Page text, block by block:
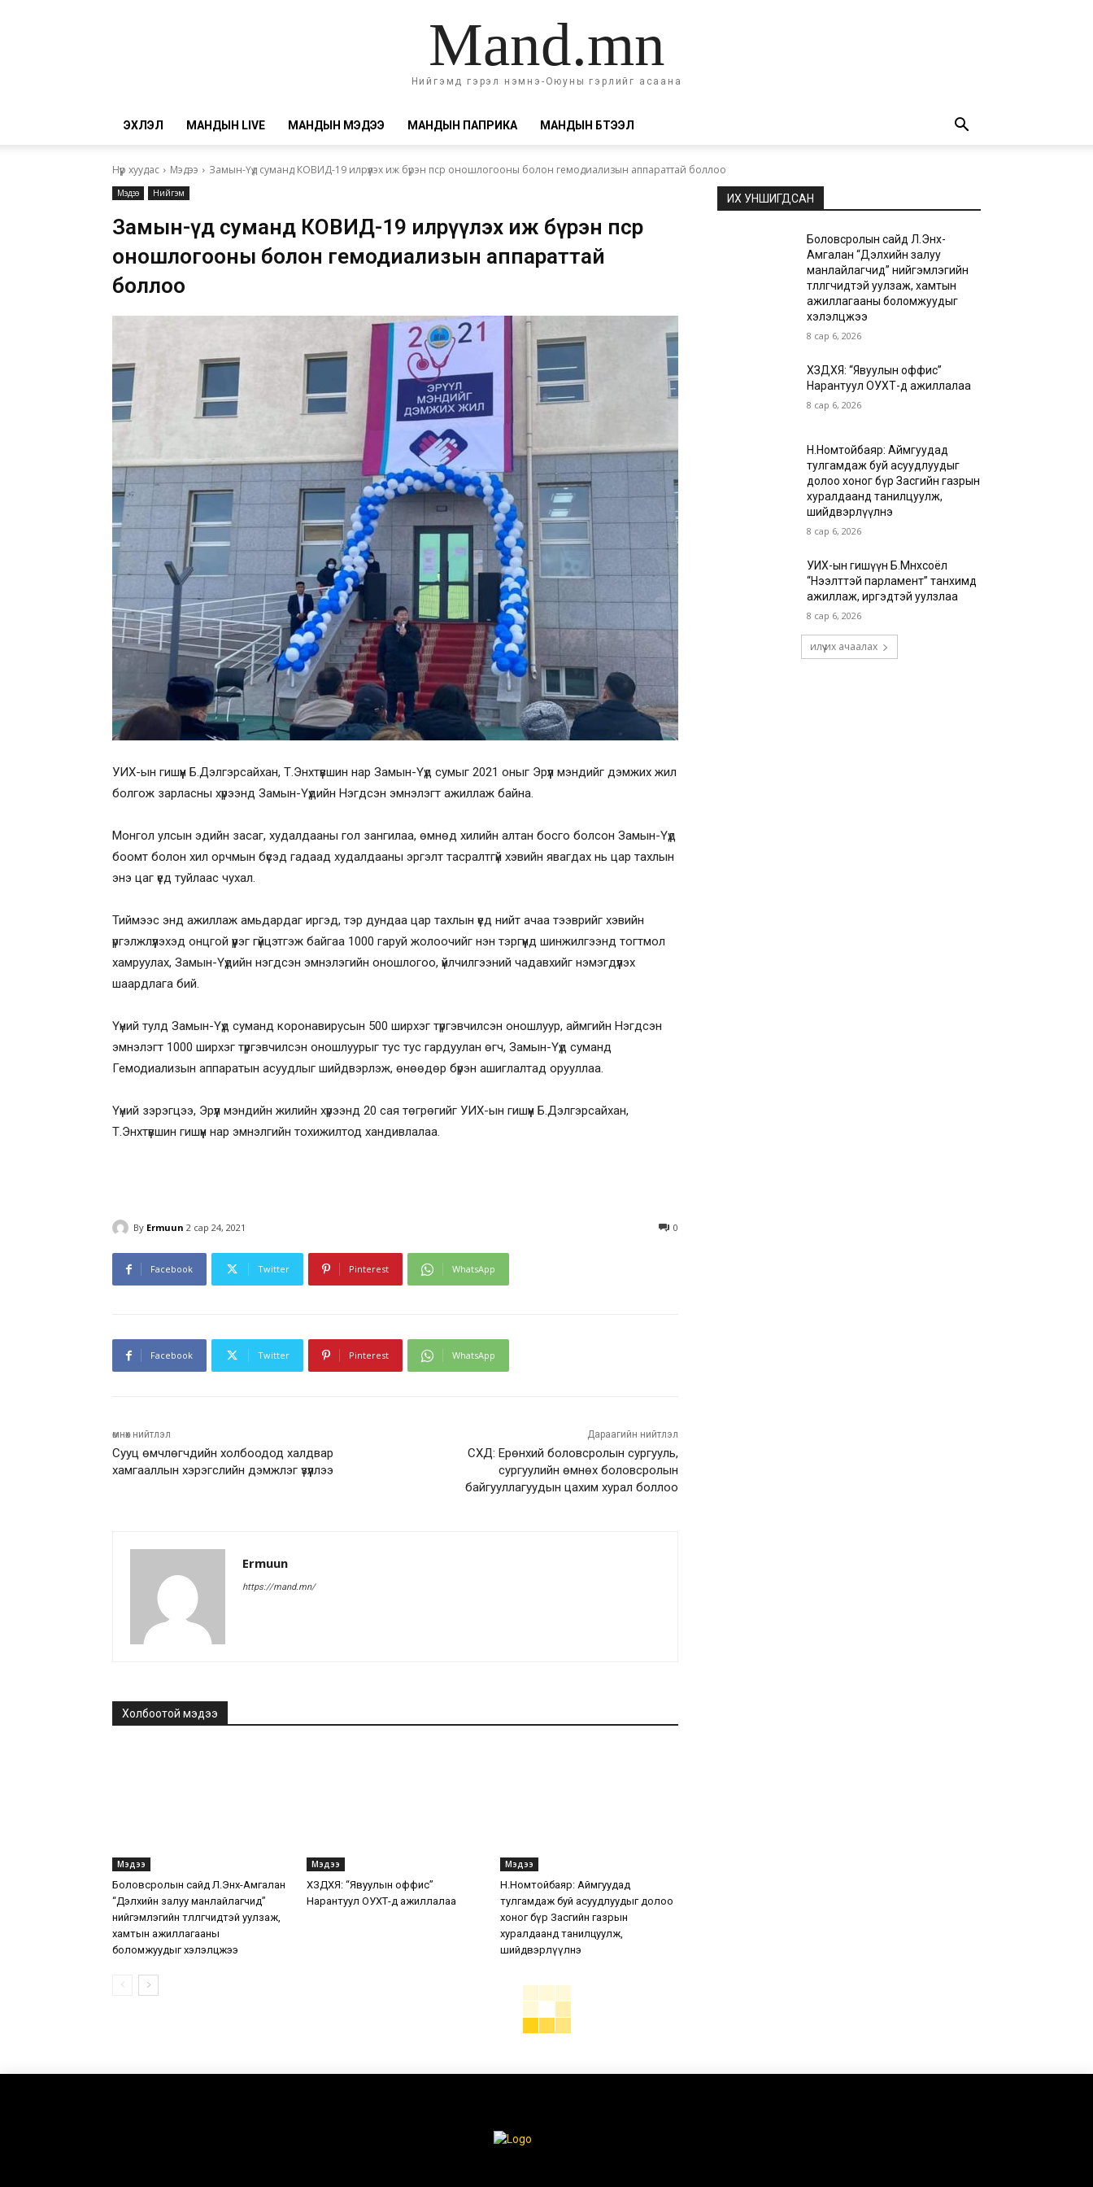
Mand.mn
Нийгэмд гэрэл нэмнэ-Оюуны гэрлийг асаана
ЭХЛЭЛ МАНДЫН LIVE МАНДЫН МЭДЭЭ МАНДЫН ПАПРИКА МАНДЫН БҮТЭЭЛ
Нүүр хуудас Мэдээ Замын-Үүд суманд КОВИД-19 илрүүлэх иж бүрэн пср оношлогооны болон гемодиализын аппараттай боллоо
Мэдээ Нийгэм
Замын-Үүд суманд КОВИД-19 илрүүлэх иж бүрэн пср
оношлогооны болон гемодиализын аппараттай
боллоо
УИХ-ын гишүүн Б.Дэлгэрсайхан, Т.Энхтүвшин нар Замын-Үүд сумыг 2021 оныг Эрүүл мэндийг дэмжих жил
болгож зарласны хүрээнд Замын-Үүдийн Нэгдсэн эмнэлэгт ажиллаж байна.
Монгол улсын эдийн засаг, худалдааны гол зангилаа, өмнөд хилийн алтан босго болсон Замын-Үүд
боомт болон хил орчмын бүсэд гадаад худалдааны эргэлт тасралтгүй хэвийн явагдах нь цар тахлын
энэ цаг үед туйлаас чухал.
Тиймээс энд ажиллаж амьдардаг иргэд, тэр дундаа цар тахлын үед нийт ачаа тээврийг хэвийн
үргэлжлүүлэхэд онцгой үүрэг гүйцэтгэж байгаа 1000 гаруй жолоочийг нэн тэргүүнд шинжилгээнд тогтмол
хамруулах, Замын-Үүдийн нэгдсэн эмнэлэгийн оношлогоо, үйлчилгээний чадавхийг нэмэгдүүлэх
шаардлага бий.
Үүний тулд Замын-Үүд суманд коронавирусын 500 ширхэг түргэвчилсэн оношлуур, аймгийн Нэгдсэн
эмнэлэгт 1000 ширхэг түргэвчилсэн оношлуурыг тус тус гардуулан өгч, Замын-Үүд суманд
Гемодиализын аппаратын асуудлыг шийдвэрлэж, өнөөдөр бүрэн ашиглалтад орууллаа.
Үүний зэрэгцээ, Эрүүл мэндийн жилийн хүрээнд 20 сая төгрөгийг УИХ-ын гишүүн Б.Дэлгэрсайхан,
Т.Энхтүвшин гишүүн нар эмнэлгийн тохижилтод хандивлалаа.
By Ermuun 2 сар 24, 2021 0
Facebook Twitter Pinterest WhatsApp
Facebook Twitter Pinterest WhatsApp
өмнөх нийтлэл
Сууц өмчлөгчдийн холбоодод халдвар
хамгааллын хэрэгслийн дэмжлэг үзүүллээ
Дараагийн нийтлэл
СХД: Ерөнхий боловсролын сургууль,
сургуулийн өмнөх боловсролын
байгууллагуудын цахим хурал боллоо
Ermuun
https://mand.mn/
Холбоотой мэдээ
Мэдээ
Боловсролын сайд Л.Энх-Амгалан
“Дэлхийн залуу манлайлагчид”
нийгэмлэгийн төлөөлөгчидтэй уулзаж,
хамтын ажиллагааны
боломжуудыг хэлэлцжээ
Мэдээ
ХЗДХЯ: “Явуулын оффис”
Нарантуул ОУХТ-д ажиллалаа
Мэдээ
Н.Номтойбаяр: Аймгуудад
тулгамдаж буй асуудлуудыг долоо
хоног бүр Засгийн газрын
хуралдаанд танилцуулж,
шийдвэрлүүлнэ
ИХ УНШИГДСАН
Боловсролын сайд Л.Энх-
Амгалан “Дэлхийн залуу
манлайлагчид” нийгэмлэгийн
төлөөлөгчидтэй уулзаж, хамтын
ажиллагааны боломжуудыг
хэлэлцжээ
8 сар 6, 2026
ХЗДХЯ: “Явуулын оффис”
Нарантуул ОУХТ-д ажиллалаа
8 сар 6, 2026
Н.Номтойбаяр: Аймгуудад
тулгамдаж буй асуудлуудыг
долоо хоног бүр Засгийн газрын
хуралдаанд танилцуулж,
шийдвэрлүүлнэ
8 сар 6, 2026
УИХ-ын гишүүн Б.Мөнхсоёл
“Нээлттэй парламент” танхимд
ажиллаж, иргэдтэй уулзлаа
8 сар 6, 2026
илүү их ачаалах